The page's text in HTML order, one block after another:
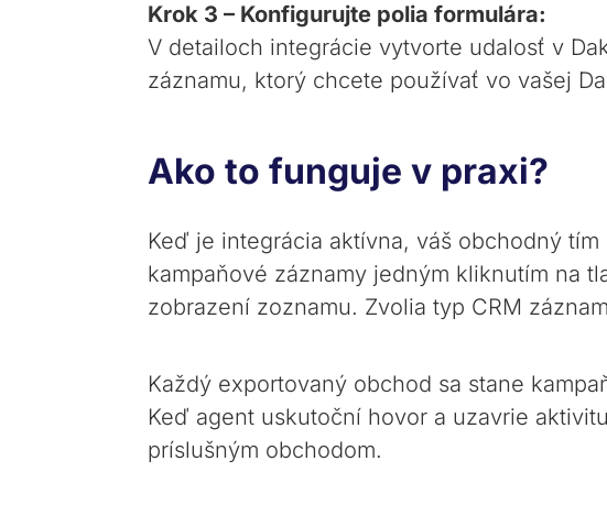
Krok 3 – Konfigurujte polia formulára:
V detailoch integrácie vytvorte udalosť v
záznamu, ktorý chcete používať vo vašej
Ako to funguje v praxi?
Keď je integrácia aktívna, váš obchodný tím
kampaňové záznamy jedným kliknutím na
zobrazení zoznamu. Zvolia typ CRM
Každý exportovaný obchod sa stane
Keď agent uskutoční hovor a uzavrie
príslušným obchodom.